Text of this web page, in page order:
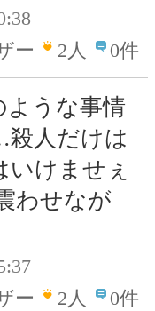
ー
2人 0件
うな事情
人だけは
けませぇ
わせなが
ー
2人 0件